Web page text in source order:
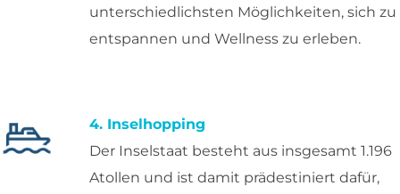
unterschiedlichsten Möglichkeiten, sich zu
entspannen und Wellness zu erleben.
4. Inselhopping
Der Inselstaat besteht aus insgesamt 1.196
Atollen und ist damit prädestiniert dafür,